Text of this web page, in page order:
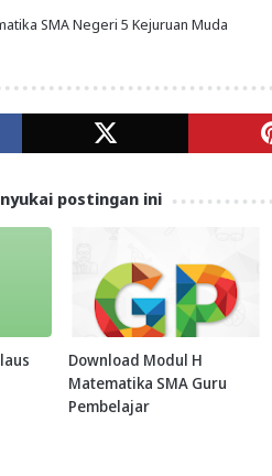
SMA Negeri 5 Kejuruan Muda
postingan ini
Download Modul H
Matematika SMA Guru
Pembelajar